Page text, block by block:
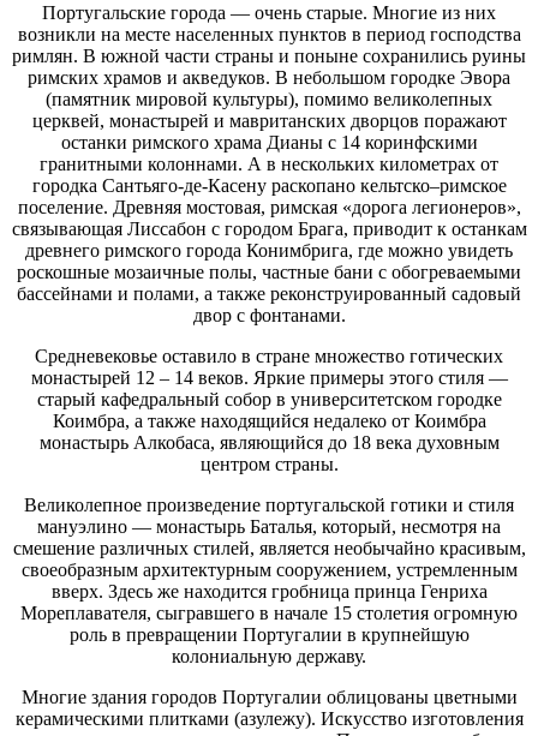
Португальские города — очень старые. Многие из них
возникли на месте населенных пунктов в период господства
римлян. В южной части страны и поныне сохранились руины
римских храмов и акведуков. В небольшом городке Эвора
(памятник мировой культуры), помимо великолепных
церквей, монастырей и мавританских дворцов поражают
останки римского храма Дианы с 14 коринфскими
гранитными колоннами. А в нескольких километрах от
городка Сантьяго-де-Касену раскопано кельтско–римское
поселение. Древняя мостовая, римская «дорога легионеров»,
связывающая Лиссабон с городом Брага, приводит к останкам
древнего римского города Конимбрига, где можно увидеть
роскошные мозаичные полы, частные бани с обогреваемыми
бассейнами и полами, а также реконструированный садовый
двор с фонтанами.
Средневековье оставило в стране множество готических
монастырей 12 – 14 веков. Яркие примеры этого стиля —
старый кафедральный собор в университетском городке
Коимбра, а также находящийся недалеко от Коимбра
монастырь Алкобаса, являющийся до 18 века духовным
центром страны.
Великолепное произведение португальской готики и стиля
мануэлино — монастырь Баталья, который, несмотря на
смешение различных стилей, является необычайно красивым,
своеобразным архитектурным сооружением, устремленным
вверх. Здесь же находится гробница принца Генриха
Мореплавателя, сыгравшего в начале 15 столетия огромную
роль в превращении Португалии в крупнейшую
колониальную державу.
Многие здания городов Португалии облицованы цветными
керамическими плитками (азулежу). Искусство изготовления